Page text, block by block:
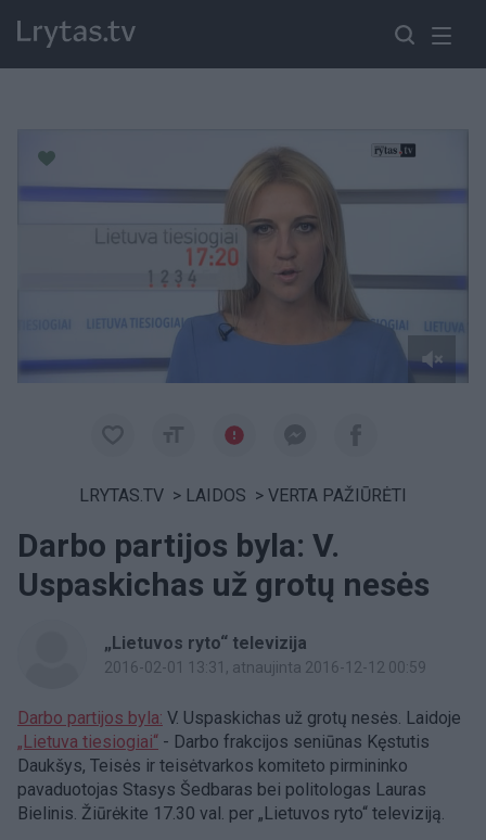
LRYTAS.TV > LAIDOS > VERTA PAŽIŪRĖTI
Darbo partijos byla: V.
Uspaskichas už grotų nesės
„Lietuvos ryto“ televizija
2016-02-01 13:31 , atnaujinta 2016-12-12 00:59
Darbo partijos byla: V. Uspaskichas už grotų nesės. Laidoje
„Lietuva tiesiogiai“ - Darbo frakcijos seniūnas Kęstutis
Daukšys, Teisės ir teisėtvarkos komiteto pirmininko
pavaduotojas Stasys Šedbaras bei politologas Lauras
Bielinis. Žiūrėkite 17.30 val. per „Lietuvos ryto“ televiziją.